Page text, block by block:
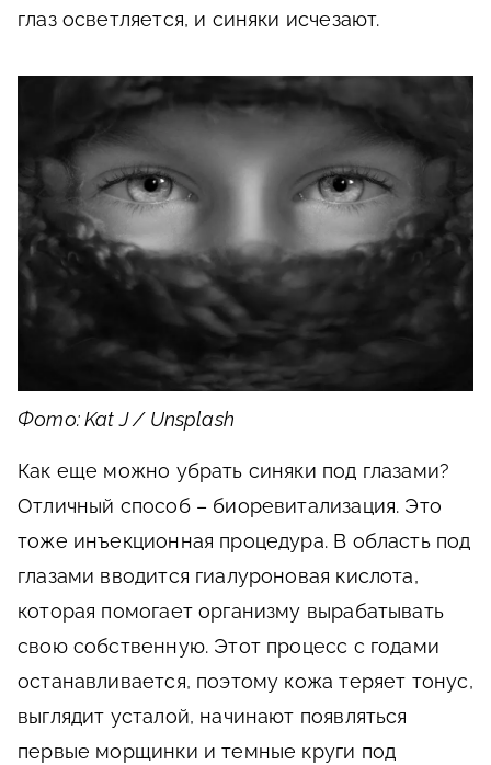
глаз осветляется, и синяки исчезают.
Фото: Kat J / Unsplash
Как еще можно убрать синяки под глазами?
Отличный способ – биоревитализация. Это
тоже инъекционная процедура. В область под
глазами вводится гиалуроновая кислота,
которая помогает организму вырабатывать
свою собственную. Этот процесс с годами
останавливается, поэтому кожа теряет тонус,
выглядит усталой, начинают появляться
первые морщинки и темные круги под